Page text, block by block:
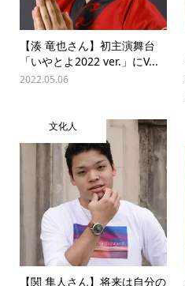
【湊 竜也さん】初主演舞台
「いやとよ2022 ver.」にV...
2022.05.06
文化人
【関 隼人さん】将来は自分の